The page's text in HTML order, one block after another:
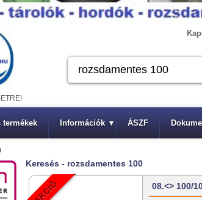
termékek Információk ▾ ÁSZF
Keresés - rozsdamentes 100
08.<> 100/